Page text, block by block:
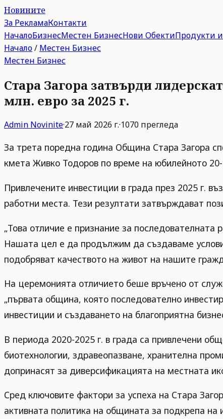
Новините
За РекламаКонтакти
НачалоБизнесМестен БизнесНови ОбектиПродукти и
Начало/ Местен Бизнес
Местен Бизнес
Стара Загора затвърди
млн. евро за 2025 г.
Admin Novinite·27 май 2026 г.·1070 прегледа
За трета поредна година Община Стара Загора
кмета Живко Тодоров по време на юбилейното
Привлечените инвестиции в града през 2025 г.
работни места. Тези резултати затвърждават
„Това отличие е признание за
Нашата цел е да продължим да създаваме
подобряват качеството на живот на нашите
На церемонията отличието беше връчено от
„първата община, която последователно
инвестиции и създаването на благоприятна
В периода 2020-2025 г. в града са привлечени
биотехнологии, здравеопазване, хранителна
допринасят за диверсификацията на местната
Сред ключовите фактори за успеха на Стара
активната политика на общината за подкрепа